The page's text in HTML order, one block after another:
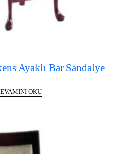
Ayaklı Bar Sandalye
OKU